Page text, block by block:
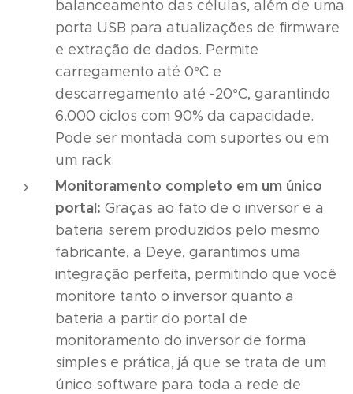
balanceamento das células, além de uma
porta USB para atualizações de firmware
e extração de dados. Permite
carregamento até 0°C e
descarregamento até -20°C, garantindo
6.000 ciclos com 90% da capacidade.
Pode ser montada com suportes ou em
um rack.
Monitoramento completo em um único
portal: Graças ao fato de o inversor e a
bateria serem produzidos pelo mesmo
fabricante, a Deye, garantimos uma
integração perfeita, permitindo que você
monitore tanto o inversor quanto a
bateria a partir do portal de
monitoramento do inversor de forma
simples e prática, já que se trata de um
único software para toda a rede de